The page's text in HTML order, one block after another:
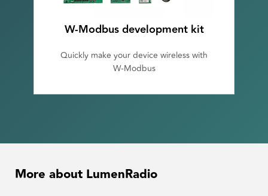
W-Modbus development kit
Quickly make your device wireless with
W-Modbus
More about LumenRadio